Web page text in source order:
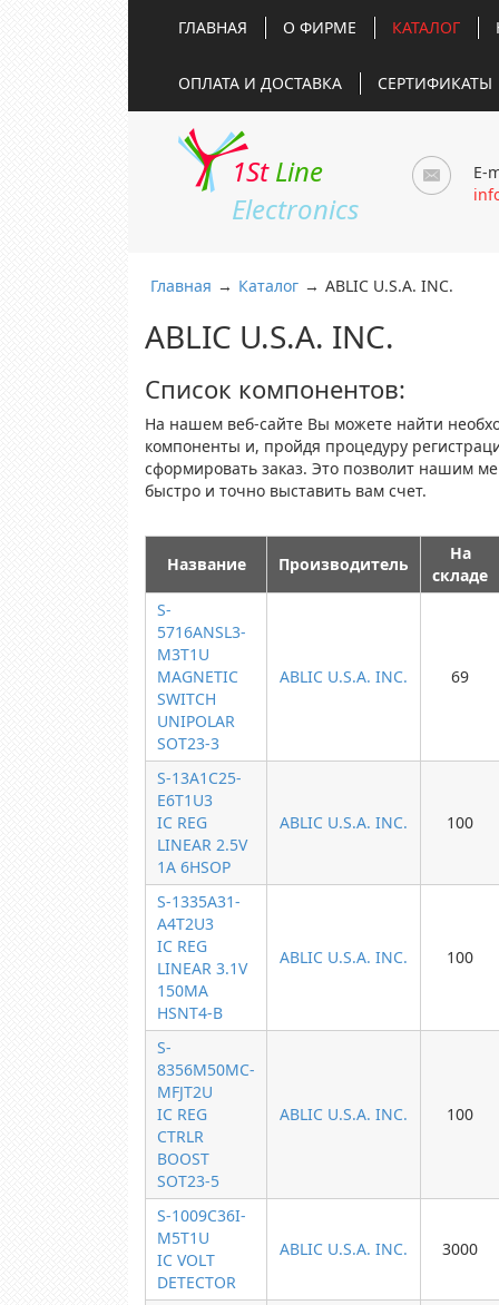
ГЛАВНАЯ О ФИРМЕ КАТАЛОГ
ОПЛАТА И ДОСТАВКА СЕРТИФИКАТЫ
1St Line
Electronics
E-
Главная → Каталог → ABLIC U.S.A. INC.
ABLIC U.S.A. INC.
Список компонентов:
На нашем веб-сайте Вы можете найти
компоненты и, пройдя процедуру
сформировать заказ. Это позволит нашим
быстро и точно выставить вам счет.
Название Производитель
На
складе
S-
5716ANSL3-
M3T1U
MAGNETIC
SWITCH
UNIPOLAR
SOT23-3
ABLIC U.S.A. INC. 69
S-13A1C25-
E6T1U3
IC REG
LINEAR 2.5V
1A 6HSOP
ABLIC U.S.A. INC. 100
S-1335A31-
A4T2U3
IC REG
LINEAR 3.1V
150MA
HSNT4-B
ABLIC U.S.A. INC. 100
S-
8356M50MC-
MFJT2U
IC REG
CTRLR
BOOST
SOT23-5
ABLIC U.S.A. INC. 100
S-1009C36I-
M5T1U
IC VOLT
DETECTOR
ABLIC U.S.A. INC. 3000